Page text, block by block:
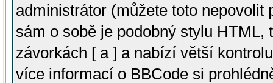
administrátor (můžete toto
sám o sobě je podobný stylu HTML,
závorkách [ a ] a nabízí větší
více informací o BBCode si